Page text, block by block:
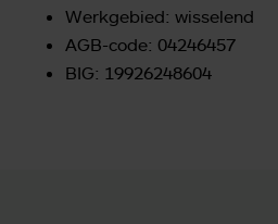
Werkgebied: wisselend
AGB-code: 04246457
BIG: 19926248604